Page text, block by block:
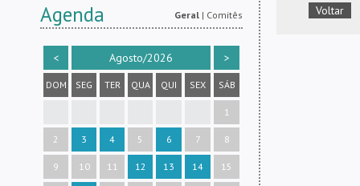
Agenda Geral | Comitês
< Agosto/2026 >
DOM SEG TER QUA QUI SEX SÁB
1
2 3 4 5 6 7 8
9 10 11 12 13 14 15
Voltar